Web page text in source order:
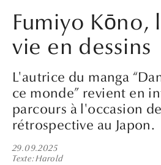
Fumiyo Kōno,
vie en dessins
L'autrice du manga
ce monde” revient en
parcours à l'occasion
rétrospective au Japon.
29.09.2025
Texte Harold